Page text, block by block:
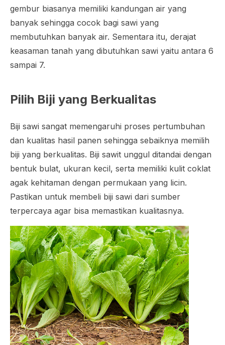
gembur biasanya memiliki kandungan air yang
banyak sehingga cocok bagi sawi yang
membutuhkan banyak air. Sementara itu, derajat
keasaman tanah yang dibutuhkan sawi yaitu antara 6
sampai 7.
Pilih Biji yang Berkualitas
Biji sawi sangat memengaruhi proses pertumbuhan
dan kualitas hasil panen sehingga sebaiknya memilih
biji yang berkualitas. Biji sawit unggul ditandai dengan
bentuk bulat, ukuran kecil, serta memiliki kulit coklat
agak kehitaman dengan permukaan yang licin.
Pastikan untuk membeli biji sawi dari sumber
terpercaya agar bisa memastikan kualitasnya.